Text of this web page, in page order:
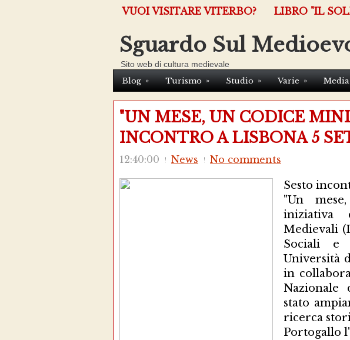
VUOI VISITARE VITERBO? LIBRO "IL
Sguardo Sul
Sito web di cultura medievale
Blog » Turismo » Studio » Varie » Media
"UN MESE, UN CODICE
INCONTRO A LISBONA 5
12:40:00 News No comments
Sesto
"Un
iniziativa
Medievali
Sociali e
Università
in
Nazionale
stato
ricerca
Portogallo